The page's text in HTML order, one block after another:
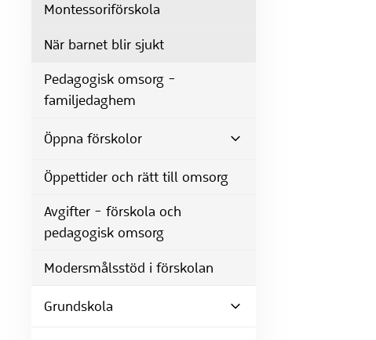
Montessoriförskola
När barnet blir sjukt
Pedagogisk omsorg -
familjedaghem
Öppna förskolor
Öppettider och rätt till omsorg
Avgifter - förskola och
pedagogisk omsorg
Modersmålsstöd i förskolan
Grundskola